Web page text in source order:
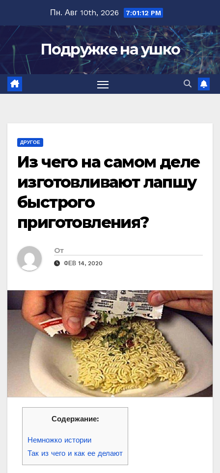
содержимому
Пн. Авг 10th, 2026 7:01:13 PM
Подружке на ушко
ДРУГОЕ
Из чего на самом деле
изготовливают лапшу
быстрого
приготовления?
От
ФЕВ 14, 2020
Содержание:
Немножко истории
Так из чего и как ее делают